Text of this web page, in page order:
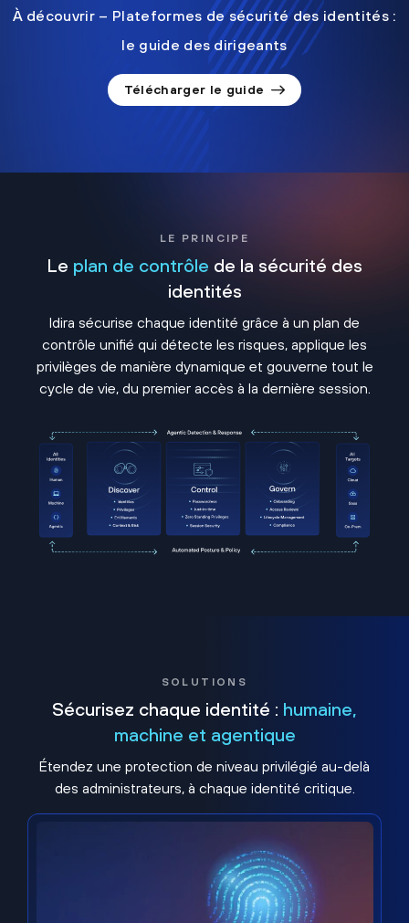
À découvrir – Plateformes de sécurité des identités :
le guide des dirigeants
Télécharger le guide
LE PRINCIPE
Le plan de contrôle de la sécurité des
identités
Idira sécurise chaque identité grâce à un plan de
contrôle unifié qui détecte les risques, applique les
privilèges de manière dynamique et gouverne tout le
cycle de vie, du premier accès à la dernière session.
SOLUTIONS
Sécurisez chaque identité : humaine,
machine et agentique
Étendez une protection de niveau privilégié au-delà
des administrateurs, à chaque identité critique.